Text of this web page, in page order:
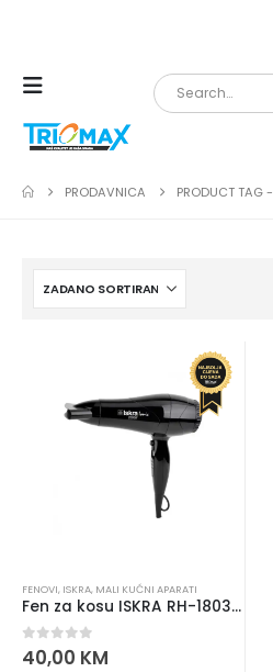
PRODAVNICA PRODUCT TAG -
FENOVI, ISKRA, MALI KUĆNI APARATI
Fen za kosu ISKRA RH-1803AM-1 crni
0out of 5
40,00 KM